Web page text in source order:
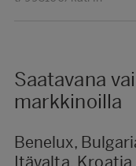
Saatavana
markkinoilla
Benelux,
Itävalta,